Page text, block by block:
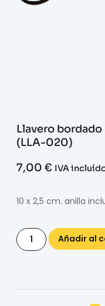
Llavero bordado
(LLA-020)
7,00 € IVA
10 x 2,5 cm. anilla
Añadir al